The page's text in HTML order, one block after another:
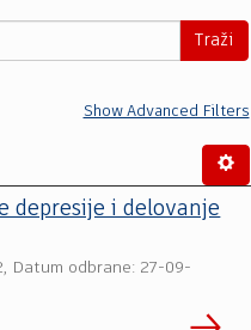
Traži
Show Advanced Filters
depresije i delovanje
Datum odbrane: 27-09-